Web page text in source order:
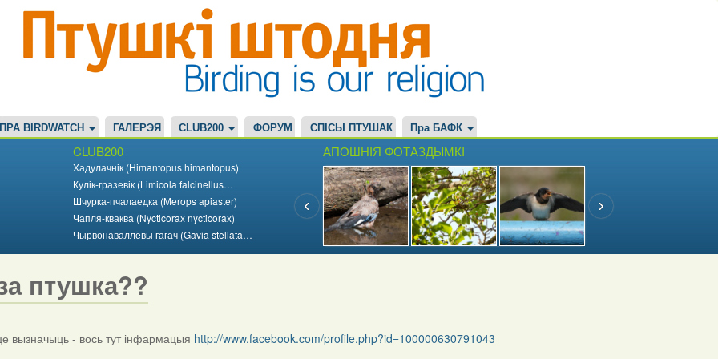
ПРА BIRDWATCH ГАЛЕРЭЯ CLUB200 ФОРУМ СПІСЫ ПТУШАК Пра БАФК
CLUB200
Хадулачнік (Himantopus himantopus)
Кулік-гразевік (Limicola falcinellus…
Шчурка-пчалаедка (Merops apiaster)
Чапля-кваква (Nycticorax nycticorax)
Чырвонаваллёвы гагач (Gavia stellata…
АПОШНІЯ ФОТАЗДЫМКІ
птушка??
вызначыць - вось тут інфармацыя http://www.facebook.com/profile.php?id=100000630791043